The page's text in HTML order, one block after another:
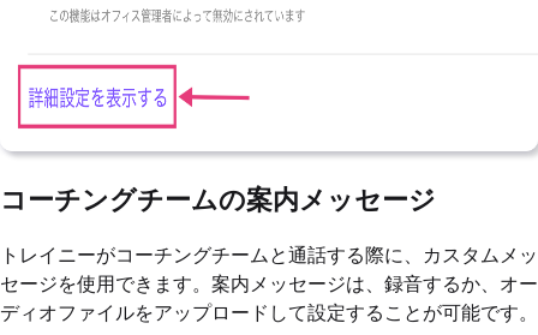
コーチングチームの案内メッセージ
トレイニーがコーチングチームと通話する際に、カスタムメッ
セージを使用できます。案内メッセージは、録音するか、オー
ディオファイルをアップロードして設定することが可能です。